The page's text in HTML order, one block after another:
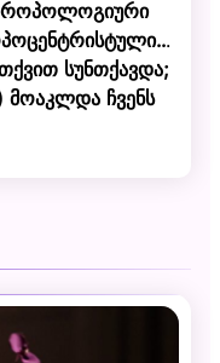
.
სუნთქავდა;
მოაკლდა ჩვენს